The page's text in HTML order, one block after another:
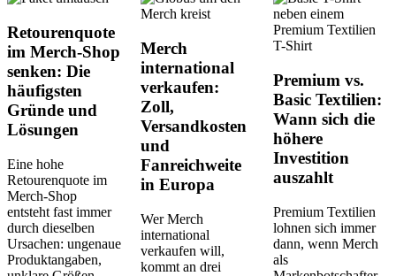
Retourenquote
im Merch-Shop
senken: Die
häufigsten
Gründe und
Lösungen
Eine hohe
Retourenquote im
Merch-Shop
entsteht fast immer
durch dieselben
Ursachen: ungenaue
Produktangaben,
Merch
international
verkaufen:
Zoll,
Versandkosten
und
Fanreichweite
in Europa
Wer Merch
international
verkaufen will,
kommt an drei
Premium vs.
Basic Textilien:
Wann sich die
höhere
Investition
auszahlt
Premium Textilien
lohnen sich immer
dann, wenn Merch
als